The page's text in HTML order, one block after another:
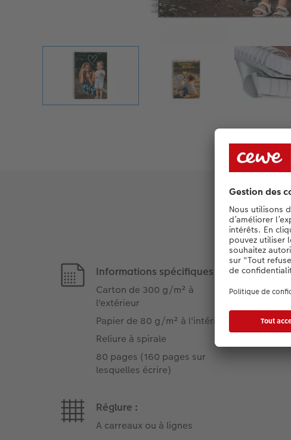
Informations spécifiques :
Carton de 300 g/m² à
l'extérieur
Papier de 80 g/m² à l'intérieur
Reliure à spirale
80 pages (160 pages sur
lesquelles écrire)
Réglure :
A carreaux ou à lignes